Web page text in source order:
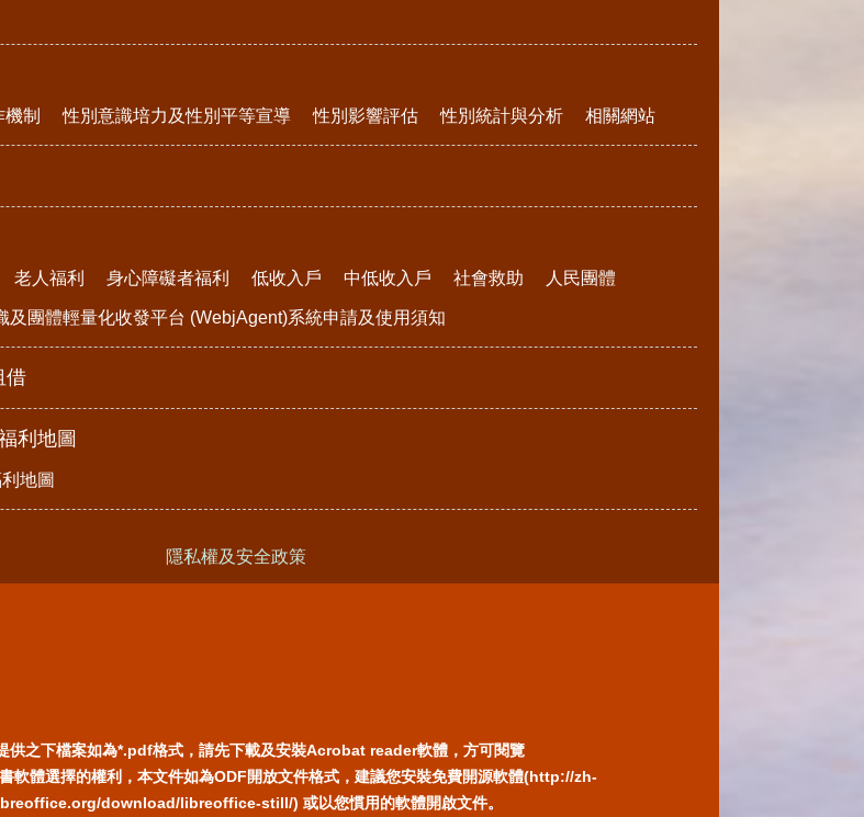
制 性別意識培力及性別平等宣導 性別影響評估 性別統計與分析 相關網站
老人福利 身心障礙者福利 低收入戶 中低收入戶 社會救助 人民團體
及團體輕量化收發平台 (WebjAgent)系統申請及使用須知
借
利地圖
地圖
隱私權及安全政策
供之下檔案如為*.pdf格式，請先下載及安裝Acrobat reader軟體，方可閱覽
軟體選擇的權利，本文件如為ODF開放文件格式，建議您安裝免費開源軟體(http://zh-
download/libreoffice-still/) 或以您慣用的軟體開啟文件。